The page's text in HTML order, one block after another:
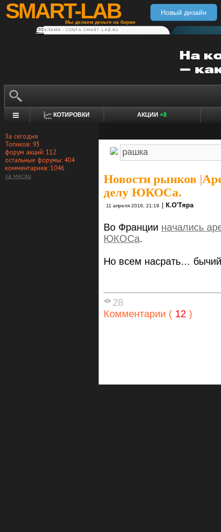
SMART-LAB
Мы делаем деньги на бирже
Новый дизайн
РЕКЛАМА • CONFA.SMART-LAB.RU
КОТИРОВКИ АКЦИИ +8
За сегодня
Топиков: 93
форум акций: 112
остальные форумы: 404
комментариев: 1046
за месяц
Новости рынков |
делу ЮКОСа.
11 апреля 2016, 21:19 К.О'Тяра
Во Франции начались
ЮКОСа.
Но всем насрать…
28
Комментарии ( 12 )